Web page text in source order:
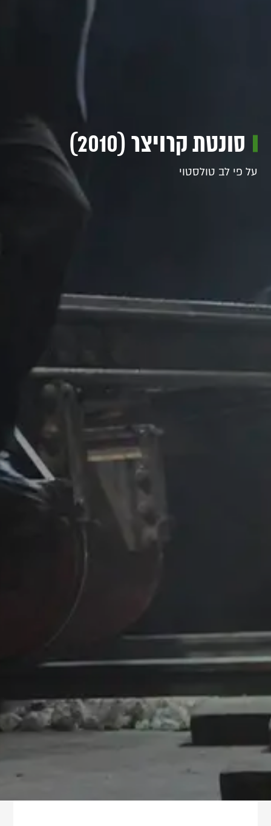
סונטת קרויצר (2010)
על פי לב טולסטוי